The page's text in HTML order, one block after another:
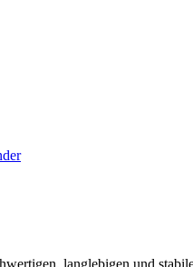
langlebigen und